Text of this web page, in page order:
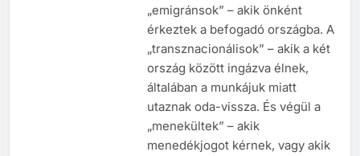
„emigránsok” – akik önként
érkeztek a befogadó országba. A
„transznacionálisok” – akik a két
ország között ingázva élnek,
általában a munkájuk miatt
utaznak oda-vissza. És végül a
„menekültek” – akik
menedékjogot kérnek, vagy akik